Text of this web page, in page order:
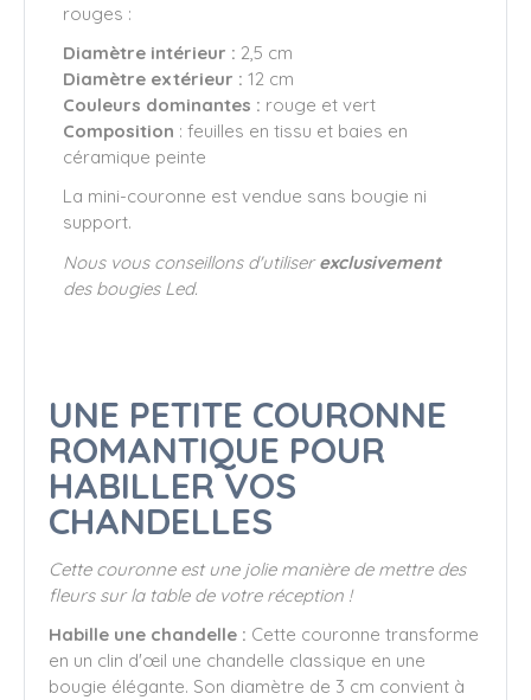
rouges :
Diamètre intérieur : 2,5 cm
Diamètre extérieur : 12 cm
Couleurs dominantes : rouge et vert
Composition : feuilles en tissu et baies en
céramique peinte
La mini-couronne est vendue sans bougie ni
support.
Nous vous conseillons d'utiliserexclusivement
des bougies Led.
UNE PETITE COURONNE
ROMANTIQUE POUR
HABILLER VOS
CHANDELLES
Cette couronne est une jolie manière de mettre des
fleurs sur la table de votre réception !
Habille une chandelle : Cette couronne transforme
en un clin d'œil une chandelle classique en une
bougie élégante. Son diamètre de 3 cm convient à